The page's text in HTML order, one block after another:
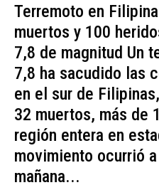
Terremoto en
muertos y 100
7,8 de magnitud Un
7,8 ha sacudido las
en el sur de
32 muertos, más de
región entera en
movimiento ocurrió
mañana...